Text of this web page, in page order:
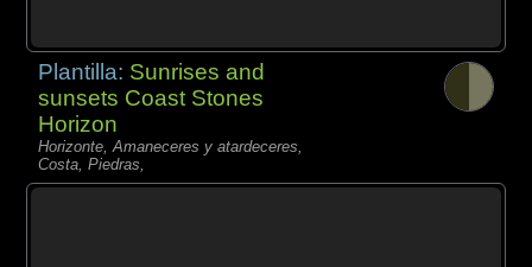
Plantilla: Sunrises and
sunsets Coast Stones
Horizon
Horizonte, Amaneceres y atardeceres,
Costa, Piedras,